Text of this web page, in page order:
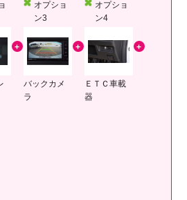
オプショ
ン3
バックカメ
ラ
オプショ
ン4
ＥＴＣ車載
器